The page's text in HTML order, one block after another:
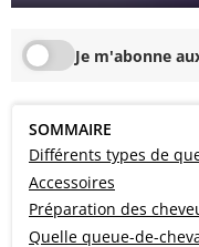
Je m'abonne
SOMMAIRE
Différents types de
Accessoires
Préparation des
Quelle queue-de-